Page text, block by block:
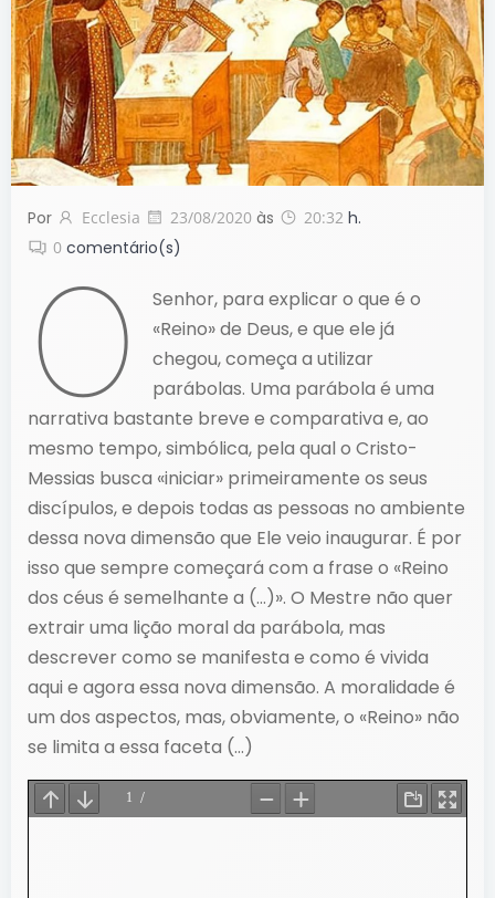
Por Ecclesia 23/08/2020 às 20:32 h.
0 comentário(s)
O
Senhor, para explicar o que é o
«Reino» de Deus, e que ele já
chegou, começa a utilizar
parábolas. Uma parábola é uma
narrativa bastante breve e comparativa e, ao
mesmo tempo, simbólica, pela qual o Cristo-
Messias busca «iniciar» primeiramente os seus
discípulos, e depois todas as pessoas no ambiente
dessa nova dimensão que Ele veio inaugurar. É por
isso que sempre começará com a frase o «Reino
dos céus é semelhante a (…)». O Mestre não quer
extrair uma lição moral da parábola, mas
descrever como se manifesta e como é vivida
aqui e agora essa nova dimensão. A moralidade é
um dos aspectos, mas, obviamente, o «Reino» não
se limita a essa faceta (…)